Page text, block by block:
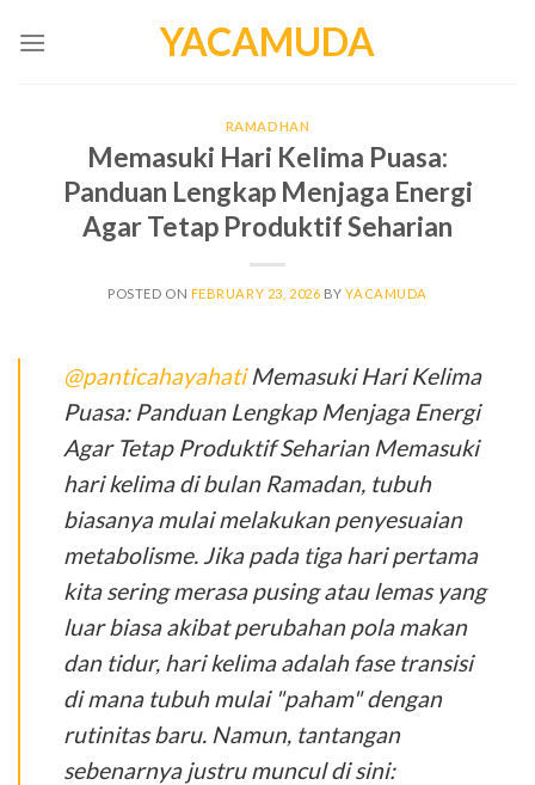
YACAMUDA
RAMADHAN
Memasuki Hari Kelima Puasa:
Panduan Lengkap Menjaga Energi
Agar Tetap Produktif Seharian
POSTED ON FEBRUARY 23, 2026 BYYACAMUDA
@panticahayahatiMemasuki Hari Kelima
Puasa: Panduan Lengkap Menjaga Energi
Agar Tetap Produktif Seharian Memasuki
hari kelima di bulan Ramadan, tubuh
biasanya mulai melakukan penyesuaian
metabolisme. Jika pada tiga hari pertama
kita sering merasa pusing atau lemas yang
luar biasa akibat perubahan pola makan
dan tidur, hari kelima adalah fase transisi
di mana tubuh mulai "paham" dengan
rutinitas baru. Namun, tantangan
sebenarnya justru muncul di sini: